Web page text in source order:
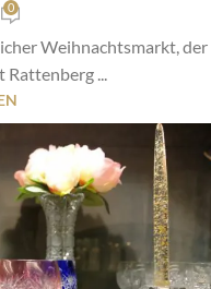
0
Weihnachtsmarkt, der
Rattenberg ...